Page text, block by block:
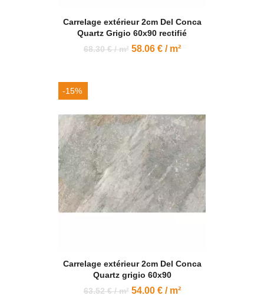
Carrelage extérieur 2cm Del Conca
Quartz Grigio 60x90 rectifié
68.30 € / m² 58.06 € / m²
Carrelage extérieur 2cm Del Conca
Quartz grigio 60x90
63.52 € / m² 54.00 € / m²
-15%